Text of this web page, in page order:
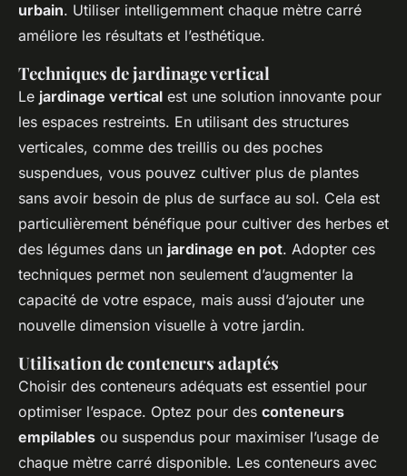
urbain. Utiliser intelligemment chaque mètre carré
améliore les résultats et l’esthétique.
Techniques de jardinage vertical
Le jardinage vertical est une solution innovante pour
les espaces restreints. En utilisant des structures
verticales, comme des treillis ou des poches
suspendues, vous pouvez cultiver plus de plantes
sans avoir besoin de plus de surface au sol. Cela est
particulièrement bénéfique pour cultiver des herbes et
des légumes dans un jardinage en pot. Adopter ces
techniques permet non seulement d’augmenter la
capacité de votre espace, mais aussi d’ajouter une
nouvelle dimension visuelle à votre jardin.
Utilisation de conteneurs adaptés
Choisir des conteneurs adéquats est essentiel pour
optimiser l’espace. Optez pour des conteneurs
empilables ou suspendus pour maximiser l’usage de
chaque mètre carré disponible. Les conteneurs avec